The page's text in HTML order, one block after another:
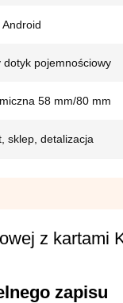
dotyk pojemnościowy
58 mm/80 mm
sklep, detalizacja
z
zapisu